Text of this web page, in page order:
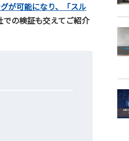
が可能になり、「スル
の検証も交えてご紹介